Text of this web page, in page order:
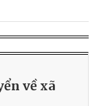
về xã